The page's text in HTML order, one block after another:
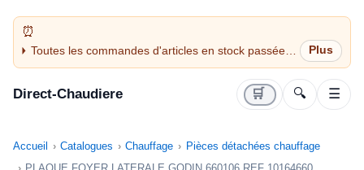
Toutes les commandes d'articles en stock passées
avant 14H sont expédiées le jour même (jours
Direct-Chaudiere 🛒 🔍 ☰
Accueil Catalogues Chauffage
Pièces détachées chauffage